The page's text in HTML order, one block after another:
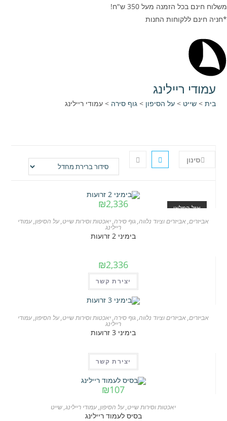
משלוח חינם בכל הזמנה מעל 350 ש"ח!
*חניה חינם ללקוחות החנות
עמודי ריילינג
בית >שייט >על הסיפון >גוף סירה >עמודי ריילינג
סינון
אזל המלאי ₪2,336
אביזרים,אביזרים וציוד נלווה, גוף סירה,יאכטות וסירות שייט,על הסיפון,עמודי
ריילינג
בימיני 2 זרועות
₪2,336
יצירת קשר
אביזרים,אביזרים וציוד נלווה, גוף סירה,יאכטות וסירות שייט,על הסיפון,עמודי
ריילינג
בימיני 3 זרועות
יצירת קשר
₪107
יאכטות וסירות שייט,על הסיפון,עמודי ריילינג,שייט
בסיס לעמוד ריילינג